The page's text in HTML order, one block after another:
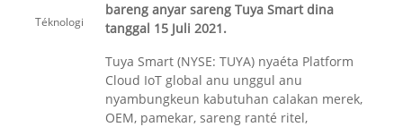
bareng anyar sareng Tuya Smart dina
tanggal 15 Juli 2021.
Tuya Smart (NYSE: TUYA) nyaéta Platform
Cloud IoT global anu unggul anu
nyambungkeun kabutuhan calakan merek,
OEM, pamekar, sareng ranté ritel,